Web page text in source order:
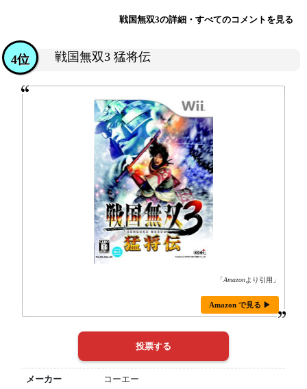
戦国無双3の詳細・すべてのコメントを見る
戦国無双3 猛将伝
4位
「Amazonより引用」
Amazon で見る ▶
メーカー コーエー